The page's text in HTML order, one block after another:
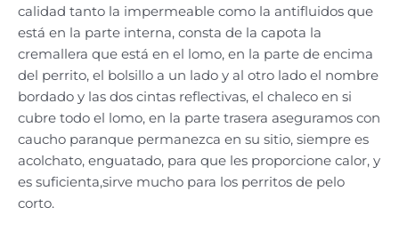
calidad tanto la impermeable como la antifluidos que
está en la parte interna, consta de la capota la
cremallera que está en el lomo, en la parte de encima
del perrito, el bolsillo a un lado y al otro lado el nombre
bordado y las dos cintas reflectivas, el chaleco en si
cubre todo el lomo, en la parte trasera aseguramos con
caucho paranque permanezca en su sitio, siempre es
acolchato, enguatado, para que les proporcione calor, y
es suficienta,sirve mucho para los perritos de pelo
corto.